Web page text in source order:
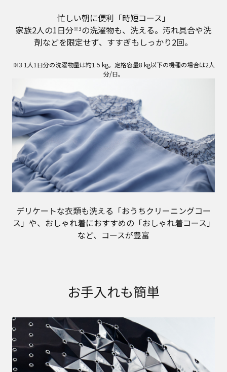
忙しい朝に便利「時短コース」
家族2人の1日分※3の洗濯物も、洗える。汚れ具合や洗
剤などを限定せず、すすぎもしっかり2回。
※3 1人1日分の洗濯物量は約1.5 kg。定格容量8 kg以下の機種の場合は2人
分/日。
デリケートな衣類も洗える「おうちクリーニングコー
ス」や、おしゃれ着におすすめの「おしゃれ着コース」
など、コースが豊富
お手入れも簡単